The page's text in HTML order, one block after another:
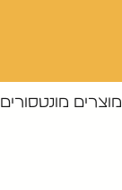
מוצרים מונטסורים